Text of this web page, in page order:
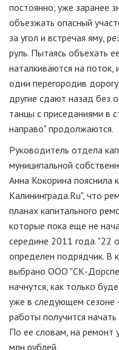
постоянно, уже заранее
объезжать опасный
за угол и встречая яму,
руль. Пытаясь объехать
наталкиваются на поток,
одни перегородив
другие сдают назад без
танцы с приседаниями в
направо" продолжаются.
Руководитель отдела
муниципальной
Анна Кокорина пояснила
Калининграда.Ru", что
планах капитального
которые пока еще не
середине 2011 года. "22
определен подрядчик. В
выбрано ООО "СК-
начнутся, как только
уже в следующем сезоне
работы получится
По ее словам, на ремонт
млн рублей.